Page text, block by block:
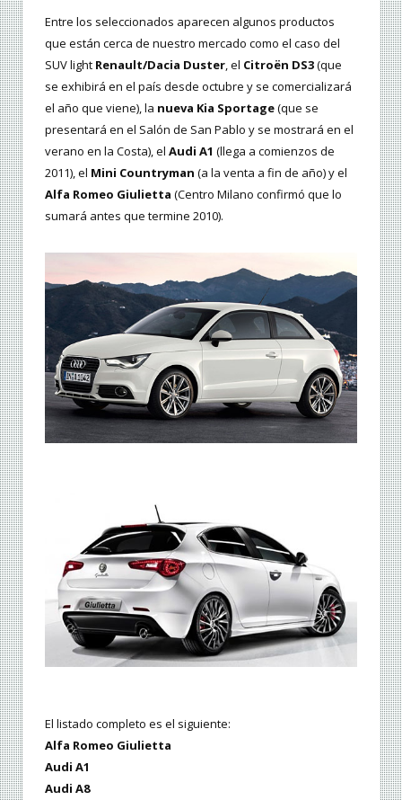
Entre los seleccionados aparecen algunos productos
que están cerca de nuestro mercado como el caso del
SUV light Renault/Dacia Duster , el Citroën DS3(que
se exhibirá en el país desde octubre y se comercializará
el año que viene), la nueva Kia Sportage(que se
presentará en el Salón de San Pablo y se mostrará en el
verano en la Costa), el Audi A1 (llega a comienzos de
2011), el Mini Countryman (a la venta a fin de año) y el
Alfa Romeo Giulietta (Centro Milano confirmó que lo
sumará antes que termine 2010).
El listado completo es el siguiente:
Alfa Romeo Giulietta
Audi A1
Audi A8